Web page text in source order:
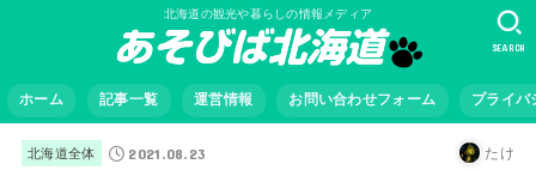
北海道の観光や暮らしの情報メディア
ホーム 記事一覧 運営情報 お問い合わせフォーム プライバ
SEARCH
北海道全体 2021.08.23 たけ